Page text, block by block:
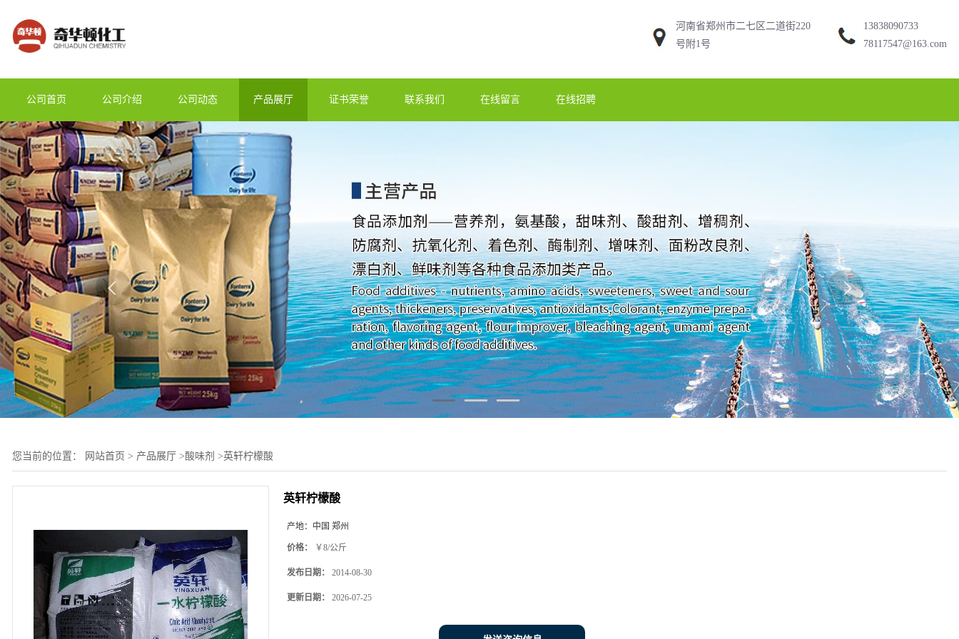
河南省郑州市二七区二道街220
号附1号
13838090733
78117547@163.com
公司首页 公司介绍 公司动态 产品展厅 证书荣誉 联系我们 在线留言 在线招聘
您当前的位置： 网站首页 > 产品展厅 >酸味剂 >英轩柠檬酸
英轩柠檬酸
产地： 中国 郑州
价格： ￥8/公斤
发布日期： 2014-08-30
更新日期： 2026-07-25